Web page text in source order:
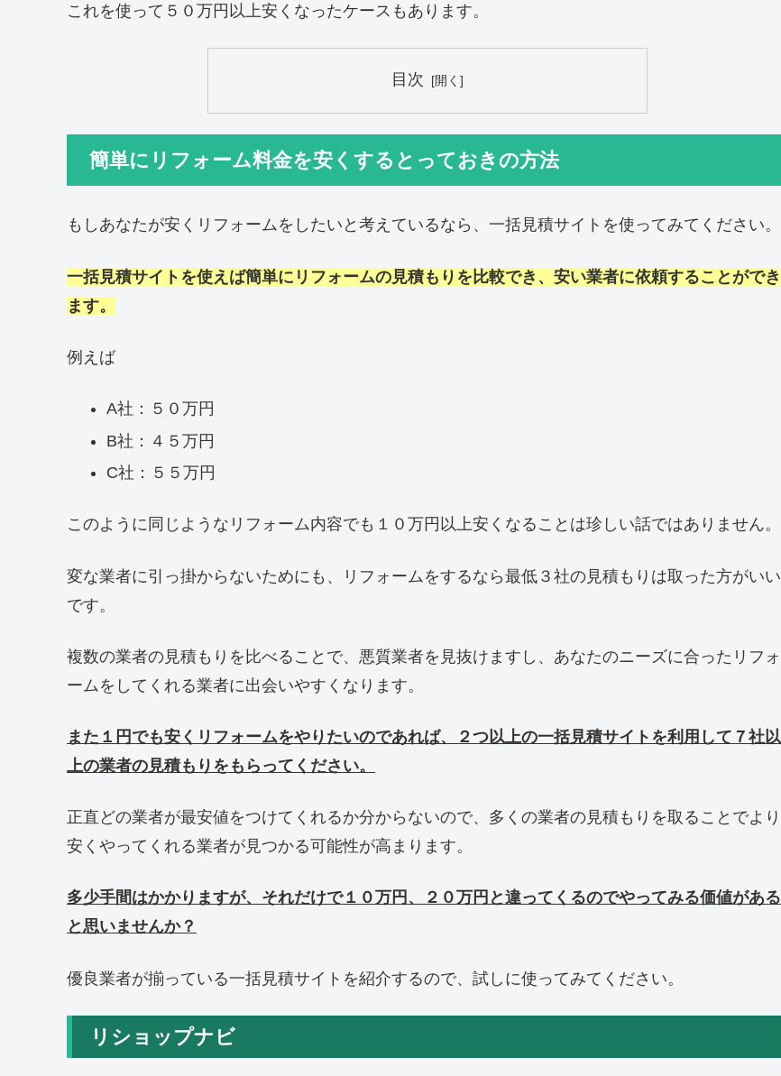
これを使って５０万円以上安くなったケースもあります。
目次
簡単にリフォーム料金を安くするとっておきの方法
もしあなたが安くリフォームをしたいと考えているなら、一括見積サイトを使ってみてください。
一括見積サイトを使えば簡単にリフォームの見積もりを比較でき、安い業者に依頼することができ
ます。
例えば
A社：５０万円
B社：４５万円
C社：５５万円
このように同じようなリフォーム内容でも１０万円以上安くなることは珍しい話ではありません。
変な業者に引っ掛からないためにも、リフォームをするなら最低３社の見積もりは取った方がいい
です。
複数の業者の見積もりを比べることで、悪質業者を見抜けますし、あなたのニーズに合ったリフォ
ームをしてくれる業者に出会いやすくなります。
また１円でも安くリフォームをやりたいのであれば、２つ以上の一括見積サイトを利用して７社以
上の業者の見積もりをもらってください。
正直どの業者が最安値をつけてくれるか分からないので、多くの業者の見積もりを取ることでより
安くやってくれる業者が見つかる可能性が高まります。
多少手間はかかりますが、それだけで１０万円、２０万円と違ってくるのでやってみる価値がある
と思いませんか？
優良業者が揃っている一括見積サイトを紹介するので、試しに使ってみてください。
リショップナビ